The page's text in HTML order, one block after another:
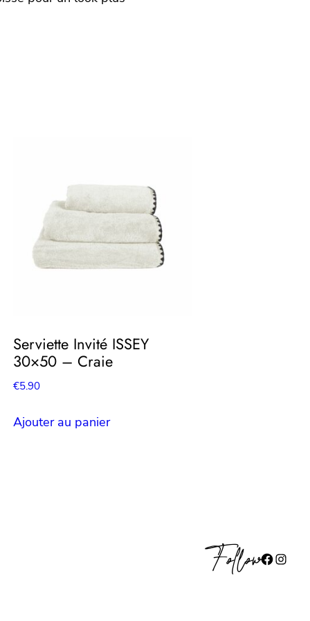
Serviette Invité ISSEY
30×50 – Craie
€5.90
Ajouter au panier
FollowFacebook Instagram